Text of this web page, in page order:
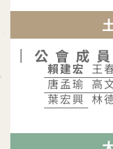
公會成員
林